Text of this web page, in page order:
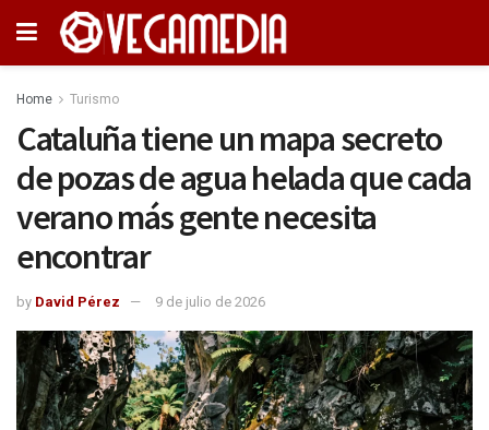
Home Turismo
Cataluña tiene un mapa secreto
de pozas de agua helada que cada
verano más gente necesita
encontrar
by David Pérez 9 de julio de 2026